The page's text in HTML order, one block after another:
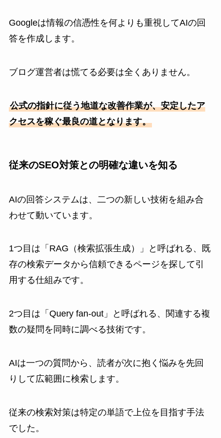
Googleは情報の信憑性を何よりも重視してAIの回
答を作成します。
ブログ運営者は慌てる必要は全くありません。
公式の指針に従う地道な改善作業が、安定したア
クセスを稼ぐ最良の道となります。
従来のSEO対策との明確な違いを知る
AIの回答システムは、二つの新しい技術を組み合
わせて動いています。
1つ目は「RAG（検索拡張生成）」と呼ばれる、既
存の検索データから信頼できるページを探して引
用する仕組みです。
2つ目は「Query fan-out」と呼ばれる、関連する複
数の疑問を同時に調べる技術です。
AIは一つの質問から、読者が次に抱く悩みを先回
りして広範囲に検索します。
従来の検索対策は特定の単語で上位を目指す手法
でした。